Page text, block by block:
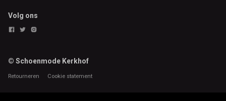
Volg ons
© Schoenmode Kerkhof
Retourneren Cookie statement